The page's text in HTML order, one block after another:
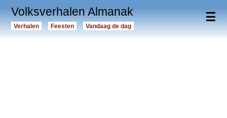
☰
Volksverhalen Almanak
Verhalen Feesten Vandaag de dag